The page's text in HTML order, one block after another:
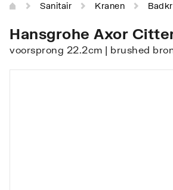
Sanitair Kranen
Hansgrohe Axor
voorsprong 22.2cm | brushed